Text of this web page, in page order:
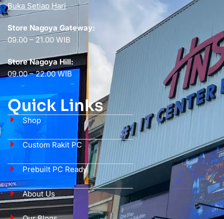
Buka Setiap Hari
Store Nagoya Gateway:
09.00 – 21.00 WIB
Store Nagoya Hill:
09.00 – 22.00 WIB
Quick Links
Shop
Custom Rakit PC
Prebuilt PC Ready
About Us